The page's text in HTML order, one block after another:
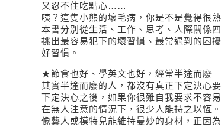
又忍不住吃點心……
咦？這隻小熊的壞毛病，你是不是覺得很
本書分別從生活、工作、思考、人際關係
挑出最容易犯下的壞習慣、最常遇到的困
好習慣。
★節食也好、學英文也好，經常半途而廢
其實半途而廢的人，都沒有真正下定決心
下定決心之後，如果你很難自我要求不容
在無人注意的情況下，很少人能持之以恆。
像藝人或模特兒能維持曼妙的身材，正因